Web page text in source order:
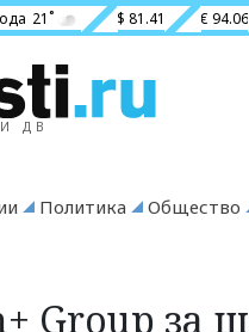
21˚ $ 81.41 € 94.06
ДВ
Политика Общество
Group за